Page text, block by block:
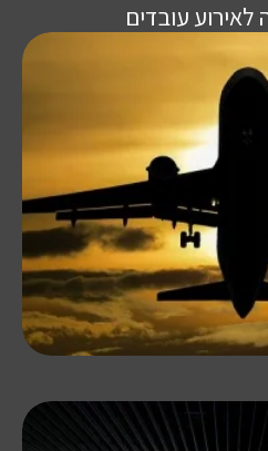
לאירוע עובדים